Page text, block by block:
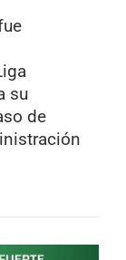
su
de